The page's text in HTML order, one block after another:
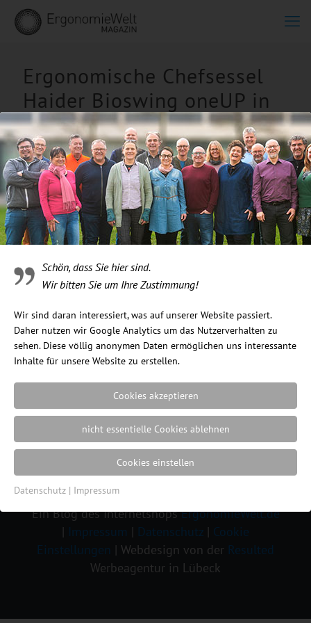
Ergonomische Chefsessel
Haider Bioswing oneUP in
der ErgonomieWelt
Ergonomische Chefsessel Haider Bioswing
oneUP in der ErgonomieWelt
Ein Blog des InternetshopsErgonomieWelt.de
| Impressum | Datenschutz | Cookie
Einstellungen | Webdesign von der Resulted
Werbeagentur in Lübeck
Schön, dass Sie hier sind.
Wir bitten Sie um Ihre Zustimmung!
Wir sind daran interessiert, was auf unserer Website passiert.
Daher nutzen wir Google Analytics um das Nutzerverhalten zu
sehen. Diese völlig anonymen Daten ermöglichen uns interessante
Inhalte für unsere Website zu erstellen.
Cookies akzeptieren
nicht essentielle Cookies ablehnen
Cookies einstellen
Datenschutz | Impressum